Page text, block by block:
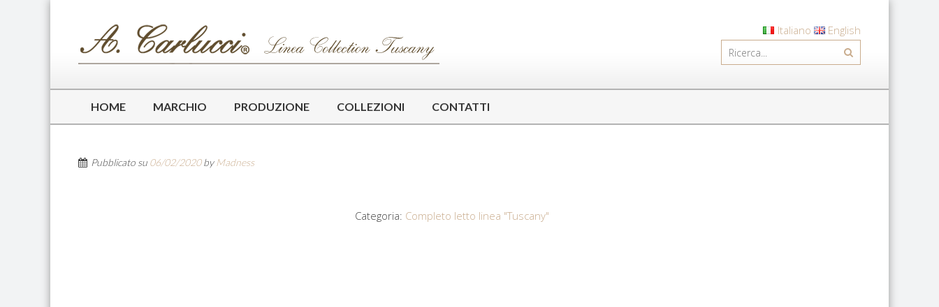
Italiano English
HOME MARCHIO PRODUZIONE COLLEZIONI CONTATTI
Pubblicato su 06/02/2020by Madness
Categoria: Completo letto linea "Tuscany"